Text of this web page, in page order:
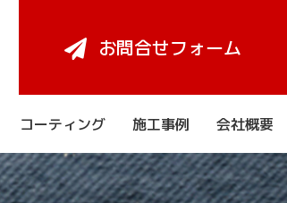
お問合せフォーム
コーティング 施工事例 会社概要